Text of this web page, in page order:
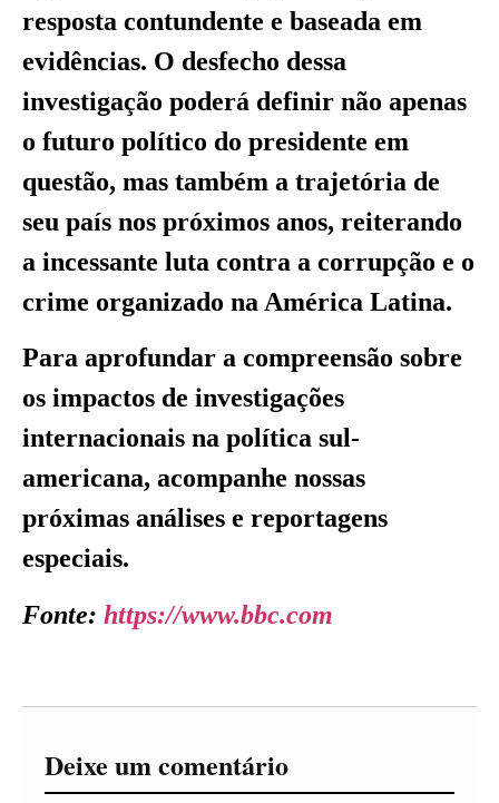
resposta contundente e baseada em
evidências. O desfecho dessa
investigação poderá definir não apenas
o futuro político do presidente em
questão, mas também a trajetória de
seu país nos próximos anos, reiterando
a incessante luta contra a corrupção e o
crime organizado na América Latina.
Para aprofundar a compreensão sobre
os impactos de investigações
internacionais na política sul-
americana, acompanhe nossas
próximas análises e reportagens
especiais.
Fonte: https://www.bbc.com
Deixe um comentário